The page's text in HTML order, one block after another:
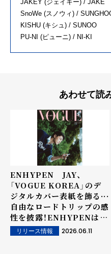
JAKEY (ジェイキー) / JAKE
SnoWe (スノウィ) /
KISHU (キシュ) / SUNOO
PU-NI (ピューニ) / NI-KI
あわせて読
ENHYPEN JAY、
「VOGUE KOREA」のデ
ジタルカバー表紙を飾る···
自由なロードトリップの感
性を披露！ENHYPENは
Billboard JAPAN上半
期チャート「Top
リリース情報 2026.06.11